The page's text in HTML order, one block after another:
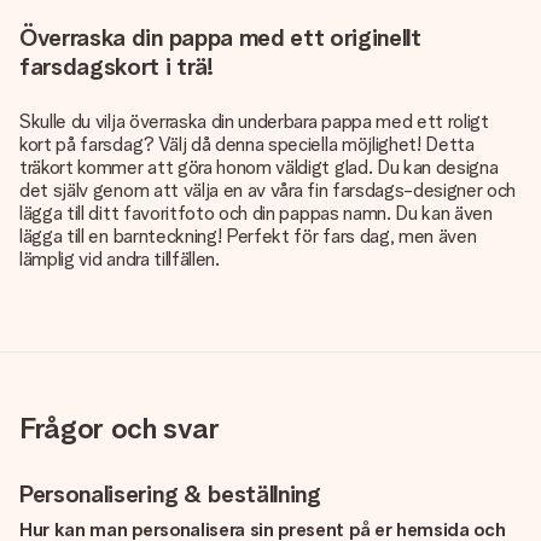
Överraska din pappa med ett originellt
farsdagskort i trä!
Skulle du vilja överraska din underbara pappa med ett roligt
kort på farsdag? Välj då denna speciella möjlighet! Detta
träkort kommer att göra honom väldigt glad. Du kan designa
det själv genom att välja en av våra fin farsdags-designer och
lägga till ditt favoritfoto och din pappas namn. Du kan även
lägga till en barnteckning! Perfekt för fars dag, men även
lämplig vid andra tillfällen.
Frågor och svar
Personalisering & beställning
Hur kan man personalisera sin present på er hemsida och